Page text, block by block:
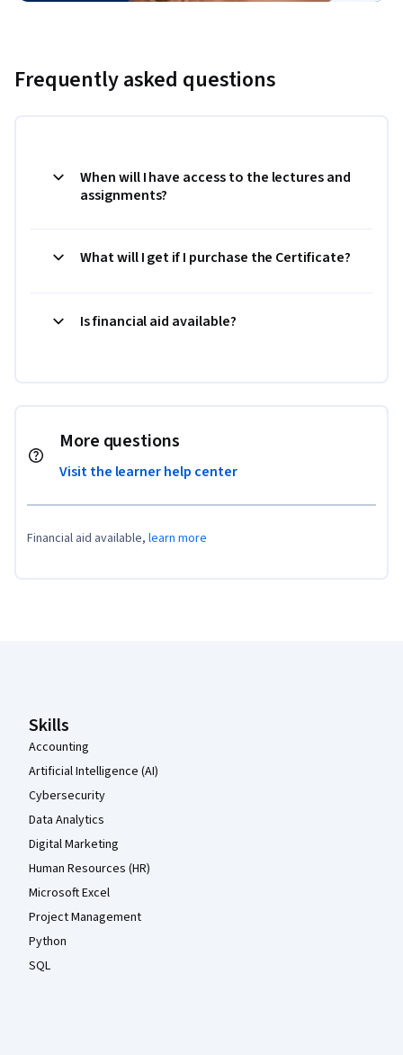
Frequently asked questions
When will I have access to the lectures and
assignments?
What will I get if I purchase the Certificate?
Is financial aid available?
More questions
Visit the learner help center
Financial aid available, learn more
Skills
Accounting
Artificial Intelligence (AI)
Cybersecurity
Data Analytics
Digital Marketing
Human Resources (HR)
Microsoft Excel
Project Management
Python
SQL